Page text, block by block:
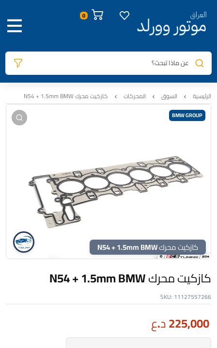
0
عن ماذا تبحث؟
الرئيسية السوق المحركات كازكيت محرك N54 + 1.5mm BMW
صور المنتج معلومات المنتج الوصف السيارات المتوافقة
BMW GROUP
كازكيت محرك N54 + 1.5mm BMW
كازكيت محرك N54 + 1.5mm BMW
SKU: 11127557266
225,000د.ع